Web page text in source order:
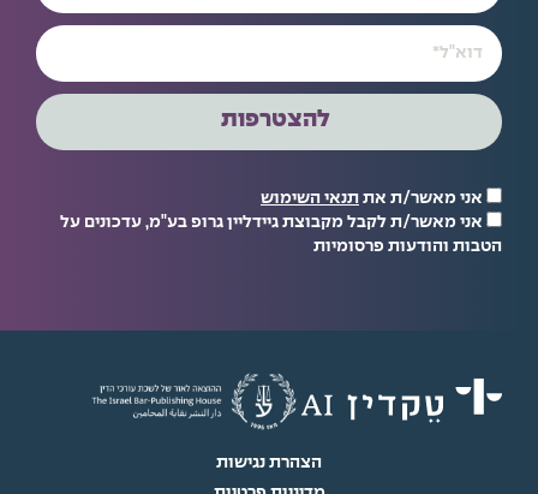
אני מאשר/ת את תנאי השימוש
אני מאשר/ת לקבל מקבוצת גיידליין גרופ בע"מ, עדכונים על
הטבות והודעות פרסומיות
להצטרפות
הצהרת נגישות